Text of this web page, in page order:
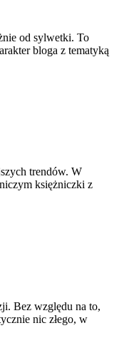
od sylwetki. To
bloga z tematyką
trendów. W
księżniczki z
Bez względu na to,
nic złego, w